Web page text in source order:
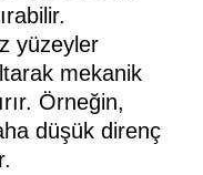
yüzeyler
mekanik
Örneğin,
düşük direnç